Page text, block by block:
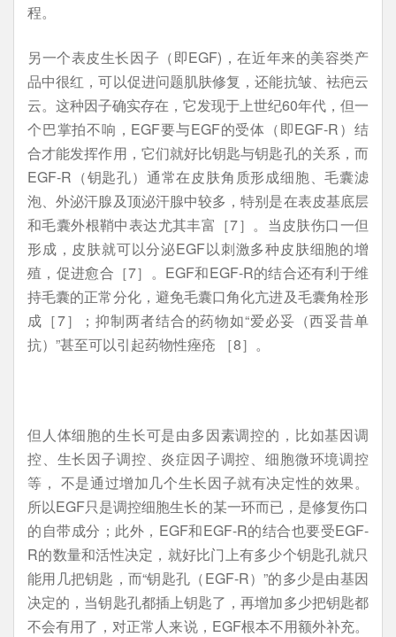
程。
另一个表皮生长因子（即EGF)，在近年来的美容类产
品中很红，可以促进问题肌肤修复，还能抗皱、袪疤云
云。这种因子确实存在，它发现于上世纪60年代，但一
个巴掌拍不响，EGF要与EGF的受体（即EGF-R）结
合才能发挥作用，它们就好比钥匙与钥匙孔的关系，而
EGF-R（钥匙孔）通常在皮肤角质形成细胞、毛囊滤
泡、外泌汗腺及顶泌汗腺中较多，特别是在表皮基底层
和毛囊外根鞘中表达尤其丰富［7］。当皮肤伤口一但
形成，皮肤就可以分泌EGF以刺激多种皮肤细胞的增
殖，促进愈合［7］。EGF和EGF-R的结合还有利于维
持毛囊的正常分化，避免毛囊口角化亢进及毛囊角栓形
成［7］；抑制两者结合的药物如“爱必妥（西妥昔单
抗）”甚至可以引起药物性痤疮 ［8］。
但人体细胞的生长可是由多因素调控的，比如基因调
控、生长因子调控、炎症因子调控、细胞微环境调控
等， 不是通过增加几个生长因子就有决定性的效果。
所以EGF只是调控细胞生长的某一环而已，是修复伤口
的自带成分；此外，EGF和EGF-R的结合也要受EGF-
R的数量和活性决定，就好比门上有多少个钥匙孔就只
能用几把钥匙，而“钥匙孔（EGF-R）”的多少是由基因
决定的，当钥匙孔都插上钥匙了，再增加多少把钥匙都
不会有用了，对正常人来说，EGF根本不用额外补充。